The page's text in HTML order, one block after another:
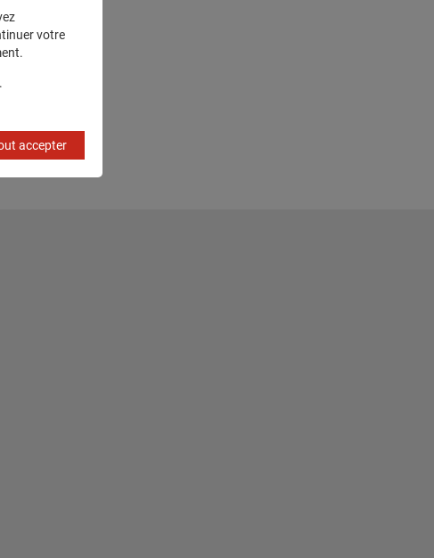
votre
.
accepter